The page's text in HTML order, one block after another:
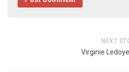
NEXT
Virginie